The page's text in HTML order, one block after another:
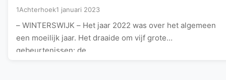
1Achterhoek1 januari 2023
– WINTERSWIJK – Het jaar 2022 was over het algemeen
een moeilijk jaar. Het draaide om vijf grote
gebeurtenissen: de…